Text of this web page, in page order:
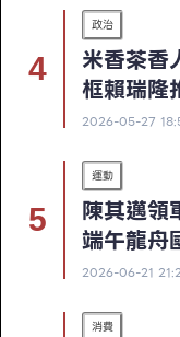
政治
米香茶香
框賴瑞隆
2026-05-27
運動
陳其邁領
端午龍舟
2026-06-21
消費